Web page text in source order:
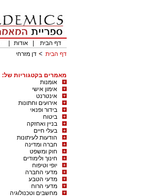
דף הבית
אודות
דף הבית
דן מזרחי
מאמרים בקטגוריות של:
אומנות
אימון אישי
אינטרנט
אירועים וחתונות
בידור ופנאי
ביטוח
בניין ואחזקה
בעלי חיים
הודעות לעיתונות
חברה ומדינה
חוק ומשפט
חינוך ולימודים
יופי וטיפוח
מדעי החברה
מדעי הטבע
מדעי הרוח
מחשבים וטכנולוגיה